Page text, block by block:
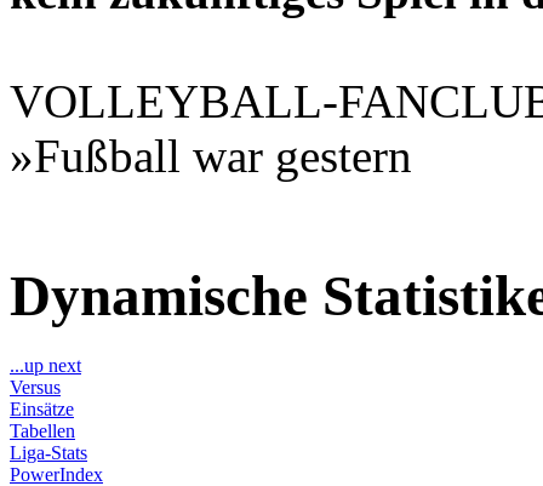
VOLLEYBALL-
»Fußball war gestern
Dynamische
...up next
Versus
Einsätze
Tabellen
Liga-Stats
PowerIndex